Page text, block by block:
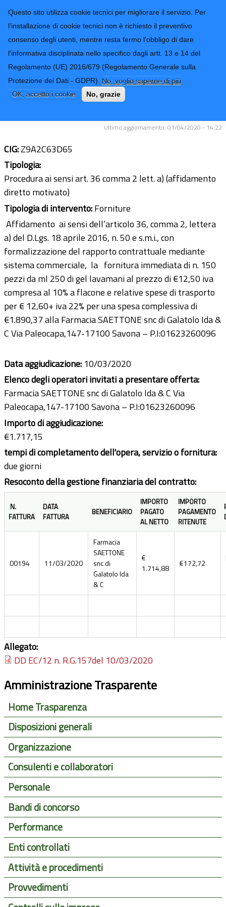
Questo sito utilizza cookie tecnici per migliorare il servizio. Per
l'installazione di cookie tecnici non è richiesto il preventivo
consenso degli utenti, mentre resta fermo l'obbligo di dare
l'informativa disciplinata nello specifico dagli artt. 13 e 14 del
Regolamento (UE) 2016/679 (Regolamento Generale sulla
Protezione dei Dati - GDPR). No, voglio saperne di più
OK, accetto i cookie
No, grazie
Provincia di
Imperia
CONTATTI-URP
TRASPARENZA
Form di ricerca
Fornitura urgente di gel lavamani
igienizzante -Emergenza COVID 19--
Ultimo aggiornamento: 01/04/2020 - 14:22
CIG:Z9A2C63D65
Tipologia:
Procedura ai sensi art. 36 comma 2 lett. a) (affidamento
diretto motivato)
Tipologia di intervento:Forniture
Affidamento ai sensi dell’articolo 36, comma 2, lettera
a) del D.Lgs. 18 aprile 2016, n. 50 e s.m.i., con
formalizzazione del rapporto contrattuale mediante
sistema commerciale, la fornitura immediata di n. 150
pezzi da ml 250 di gel lavamani al prezzo di €12,50 iva
compresa al 10% a flacone e relative spese di trasporto
per € 12,60+ iva 22% per una spesa complessiva di
€1.890,37 alla Farmacia SAETTONE snc di Galatolo Ida &
C Via Paleocapa,147-17100 Savona – P.I:01623260096
Data aggiudicazione: 10/03/2020
Elenco degli operatori invitati a presentare offerta:
Farmacia SAETTONE snc di Galatolo Ida & C Via
Paleocapa,147-17100 Savona – P.I:01623260096
Importo di aggiudicazione:
€1.717,15
tempi di completamento dell'opera, servizio o fornitura:
due giorni
Resoconto della gestione finanziaria del contratto:
N.
FATTURA
DATA
FATTURA
BENEFICIARIO
IMPORTO
PAGATO
AL NETTO
IMPORTO
PAGAMENTO
RITENUTE
00194 11/03/2020
Farmacia
SAETTONE
snc di
Galatolo Ida
& C
€
1.714,88
€172,72
Allegato:
DD EC/12 n. R.G.157del 10/03/2020
Amministrazione Trasparente
Home Trasparenza
Disposizioni generali
Organizzazione
Consulenti e collaboratori
Personale
Bandi di concorso
Performance
Enti controllati
Attività e procedimenti
Provvedimenti